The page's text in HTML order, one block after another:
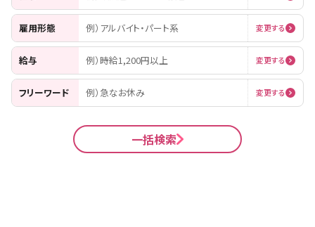
雇用形態 例）アルバイト・パート系 変更する
給与 例）時給1,200円以上 変更する
フリーワード 例）急なお休み 変更する
一括検索